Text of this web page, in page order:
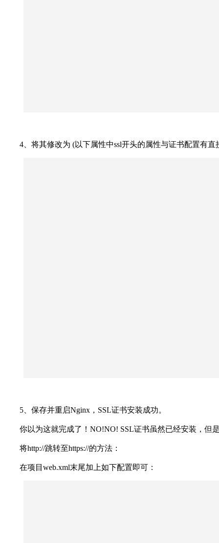
4、将其修改为 (以下属性中ssl开头的属性与证书配置有直
5、保存并重启Nginx，SSL证书安装成功。
你以为这就完成了！NO!NO! SSL证书虽然已经安装，但是
将http://跳转至https://的方法：
在项目web.xml末尾加上如下配置即可：